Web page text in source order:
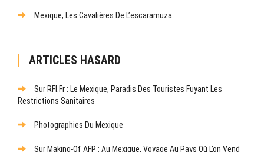
Mexique, Les Cavalières De L’escaramuza
ARTICLES HASARD
Sur RFI.fr : Le Mexique, Paradis Des Touristes Fuyant Les
Restrictions Sanitaires
Photographies Du Mexique
Sur Making-Of AFP : Au Mexique, Voyage Au Pays Où L’on Vend